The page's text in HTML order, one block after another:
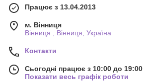
Працює з 13.04.2013
м. Вінниця
Вінниця , Вінниця, Україна
Контакти
Сьогодні працює з 10:00 до 19:00
Показати весь графік роботи